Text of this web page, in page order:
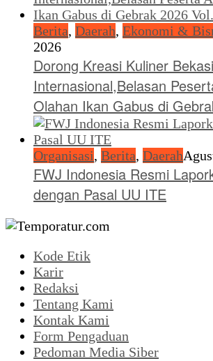
Berita, Daerah, Ekonomi &
2026
Dorong Kreasi Kuliner
Internasional,Belasan
Olahan Ikan Gabus di
Organisasi, Berita, Daerah
FWJ Indonesia Resmi
dengan Pasal UU ITE
Kode Etik
Karir
Redaksi
Tentang Kami
Kontak Kami
Form Pengaduan
Pedoman Media Siber